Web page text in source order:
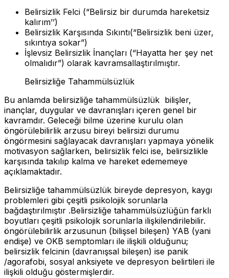
Belirsizlik Felci (“Belirsiz bir durumda hareketsiz
kalırım’’)
Belirsizlik Karşısında Sıkıntı(“Belirsizlik beni üzer,
sıkıntıya sokar”)
İşlevsiz Belirsizlik İnançları (“Hayatta her şey net
olmalıdır”) olarak kavramsallaştırılmıştır.
Belirsizliğe Tahammülsüzlük
Bu anlamda belirsizliğe tahammülsüzlük bilişler,
inançlar, duygular ve davranışları içeren genel bir
kavramdır. Geleceği bilme üzerine kurulu olan
öngörülebilirlik arzusu bireyi belirsizi durumu
öngörmesini sağlayacak davranışları yapmaya yönelik
motivasyon sağlarken, belirsizlik felci ise, belirsizlikle
karşısında takılıp kalma ve hareket edememeye
açıklamaktadır.
Belirsizliğe tahammülsüzlük bireyde depresyon, kaygı
problemleri gibi çeşitli psikolojik sorunlarla
bağdaştırılmıştır .Belirsizliğe tahammülsüzlüğün farklı
boyutları çeşitli psikolojik sorunlarla ilişkilendirilebilir.
öngörülebilirlik arzusunun (bilişsel bileşen) YAB (yani
endişe) ve OKB semptomları ile ilişkili olduğunu;
belirsizlik felcinin (davranışsal bileşen) ise panik
/agorafobi, sosyal anksiyete ve depresyon belirtileri ile
ilişkili olduğu göstermişlerdir.